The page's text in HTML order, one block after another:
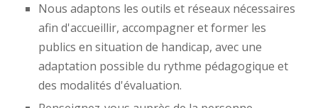
Nous adaptons les outils et réseaux nécessaires
afin d'accueillir, accompagner et former les
publics en situation de handicap, avec une
adaptation possible du rythme pédagogique et
des modalités d'évaluation.